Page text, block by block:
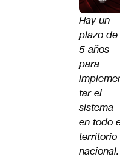
Hay un
plazo de
5 años
para
tar el
sistema
en todo
territorio
nacional.